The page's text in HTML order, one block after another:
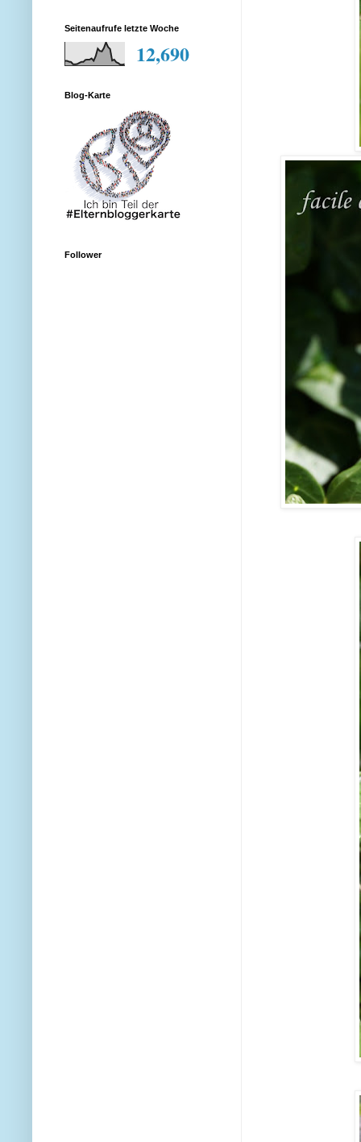
Seitenaufrufe letzte Woche
12,690
Blog-Karte
Follower